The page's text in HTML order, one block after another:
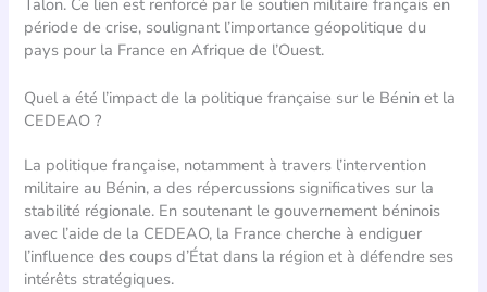
Talon. Ce lien est renforcé par le soutien militaire français en
période de crise, soulignant l’importance géopolitique du
pays pour la France en Afrique de l’Ouest.
Quel a été l’impact de la politique française sur le Bénin et la
CEDEAO ?
La politique française, notamment à travers l’intervention
militaire au Bénin, a des répercussions significatives sur la
stabilité régionale. En soutenant le gouvernement béninois
avec l’aide de la CEDEAO, la France cherche à endiguer
l’influence des coups d’État dans la région et à défendre ses
intérêts stratégiques.